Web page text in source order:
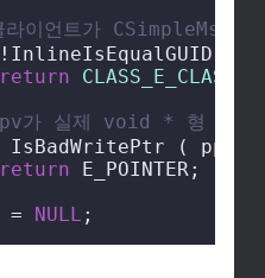
이언트가
return
가 실제 void * 형 버퍼를
( ppv,
return E_POINTER;
=
NULL ;